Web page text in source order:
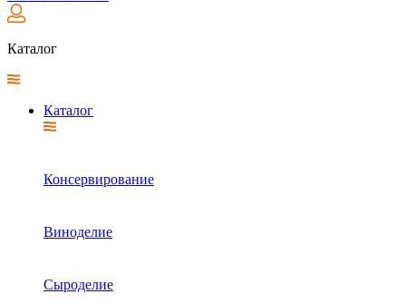
Каталог
Каталог
Консервирование
Виноделие
Сыроделие